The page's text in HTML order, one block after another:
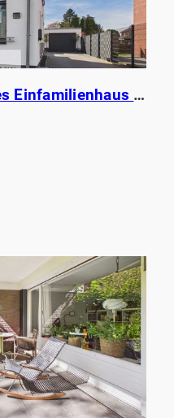
Willich: Repräsentatives Einfamilienhaus mit hochwertiger Ausstattung, beeindruckendem Garten& Sauna